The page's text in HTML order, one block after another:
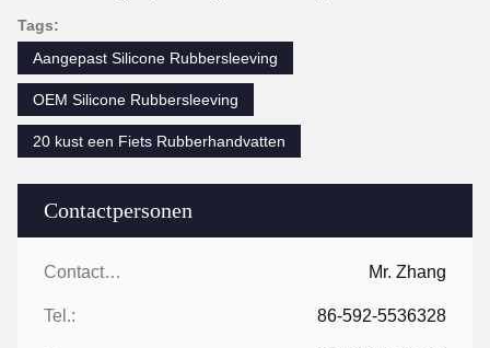
Contactpersonen
Contactpersonen: Mr. Zhang
Tel.: 86-592-5536328
Tags:
Aangepast Silicone Rubbersleeving
OEM Silicone Rubbersleeving
20 kust een Fiets Rubberhandvatten